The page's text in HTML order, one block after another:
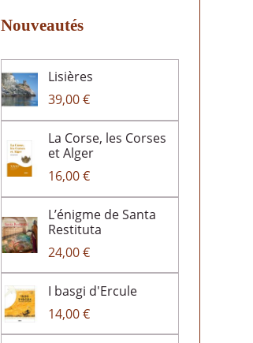
Nouveautés
Lisières
39,00 €
La Corse, les Corses
et Alger
16,00 €
L’énigme de Santa
Restituta
24,00 €
I basgi d'Ercule
14,00 €